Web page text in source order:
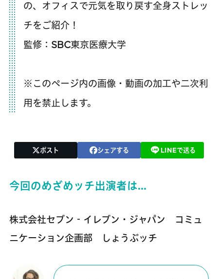
の、オフィスで元気を取り戻す全身ストレッ
チをご紹介！
監修：SBC東京医療大学
※このページ内の画像・動画の加工や二次利
用を禁止します。
ポスト シェアする LINEで送る
今回のめざめッチ出演者は…
株式会社セブン‐イレブン・ジャパン コミュ
ニケーション企画部 しょうぶッチ